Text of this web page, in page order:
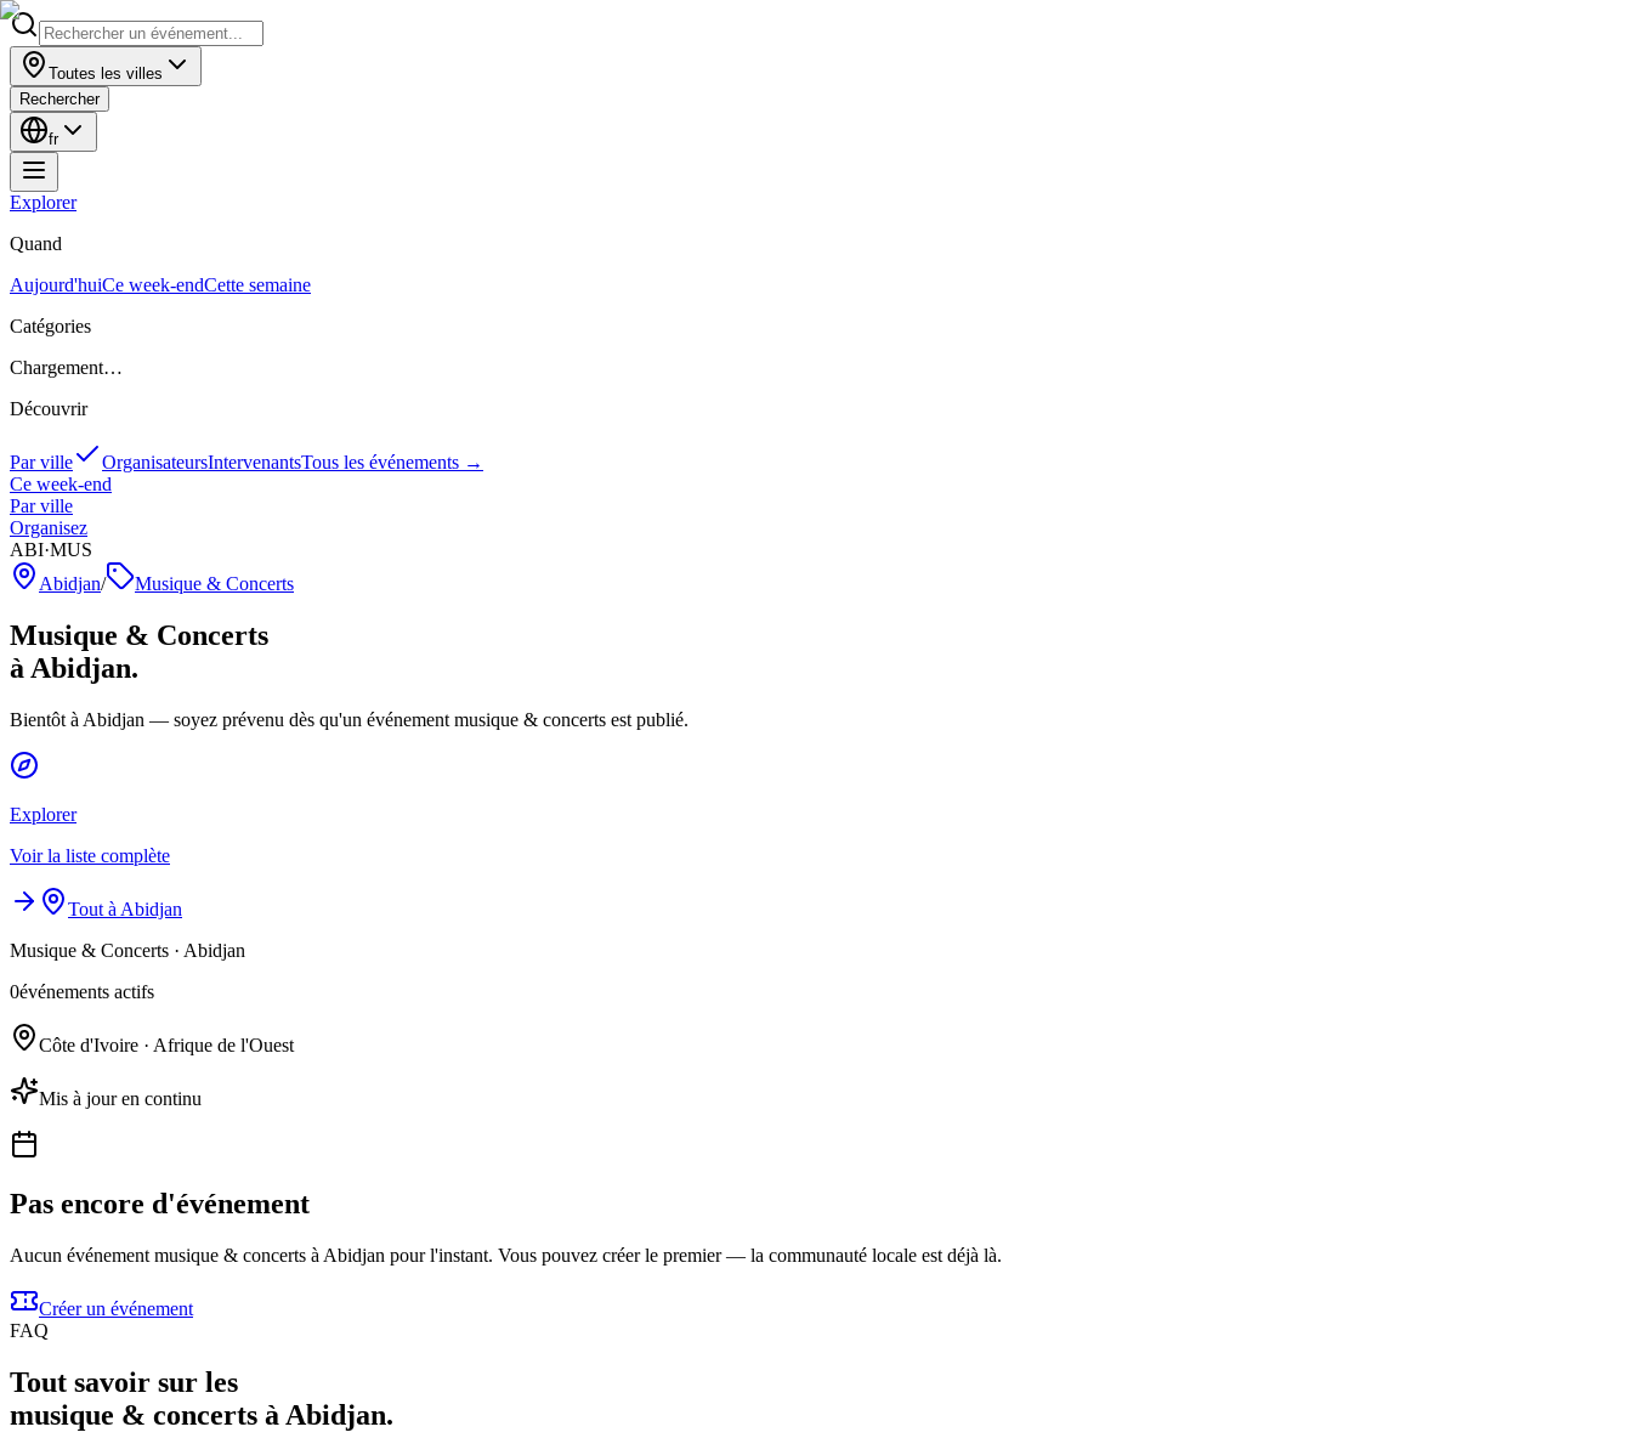
Toutes les villes
Rechercher
fr
Explorer
Quand
Aujourd'huiCe week-endCette semaine
Catégories
Chargement…
Découvrir
Par ville OrganisateursIntervenantsTous les événements →
Ce week-end
Par ville
Organisez
ABI·MUS
Abidjan/ Musique & Concerts
Musique & Concerts
à Abidjan.
Bientôt à Abidjan — soyez prévenu dès qu'un événement musique & concerts est publié.
Explorer
Voir la liste complète
Tout à Abidjan
Musique & Concerts · Abidjan
0événements actifs
Côte d'Ivoire · Afrique de l'Ouest
Mis à jour en continu
Pas encore d'événement
Aucun événement musique & concerts à Abidjan pour l'instant. Vous pouvez créer le premier — la communauté locale est déjà là.
Créer un événement
FAQ
Tout savoir sur les
musique & concerts à Abidjan.